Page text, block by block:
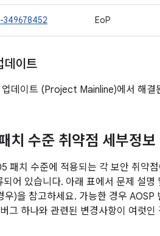
349678452 EoP
이트
데이트 (Project Mainline)에서 해결
수준 취약점 세부정보
치 수준에 적용되는 각 보안 취약
어 있습니다. 아래 표에서 문제 설명
)을 참고하세요. 가능한 경우
그 하나와 관련된 변경사항이 여럿